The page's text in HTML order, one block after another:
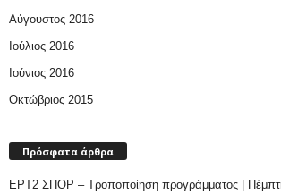
Αύγουστος 2016
Ιούλιος 2016
Ιούνιος 2016
Οκτώβριος 2015
Πρόσφατα άρθρα
ΕΡΤ2 ΣΠΟΡ – Τροποποίηση προγράμματος |